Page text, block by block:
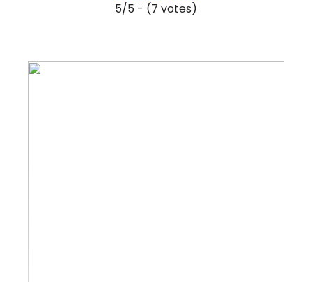
5/5 - (7 votes)